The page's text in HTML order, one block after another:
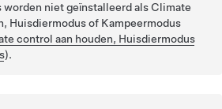
niet geïnstalleerd als Climate
Huisdiermodusof Kampeermodus
control aan houden, Huisdiermodus
).